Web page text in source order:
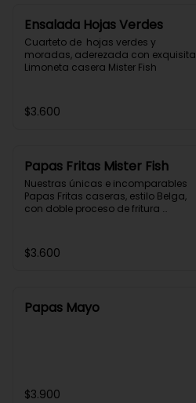
Ensalada Hojas Verdes
Cuarteto de  hojas verdes y
moradas, aderezada con exquisita
Limoneta casera Mister Fish
$3.600
Papas Fritas Mister Fish
Nuestras únicas e incomparables
Papas Fritas caseras, estilo Belga,
con doble proceso de fritura
$3.600
Papas Mayo
$3.900